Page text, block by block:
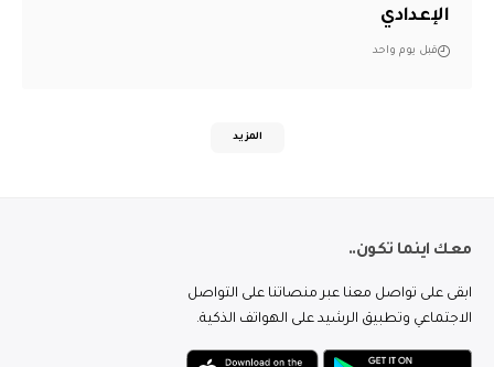
الإعدادي
قبل يوم واحد
المزيد
معك اينما تكون..
ابقى على تواصل معنا عبر منصاتنا على التواصل
الاجتماعي وتطبيق الرشيد على الهواتف الذكية.